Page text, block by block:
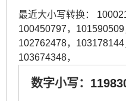
最近大小写转换：
100450797， 101590509
102762478， 103178144
103674348，
数字小写：